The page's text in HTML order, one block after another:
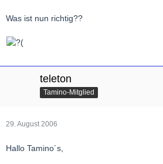
Was ist nun richtig??
teleton
Tamino-Mitglied
29. August 2006
Hallo Tamino´s,